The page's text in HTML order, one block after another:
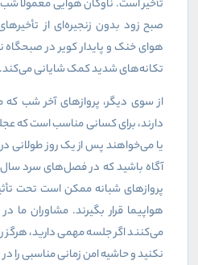
تأخیر است. ناوگان هوایی معمولاً شب
صبح زود بدون زنجیره‌ای از
هوای خنک و پایدار کویر در صبحگاه
تکانه‌های شدید کمک شایانی می‌کند.
از سوی دیگر، پروازهای آخر شب
دارند، برای کسانی مناسب است که
یا می‌خواهند پس از یک روز طولانی در
آگاه باشید که در فصل‌های سرد سال
پروازهای شبانه ممکن است تحت
هواپیما قرار بگیرند. مشاوران
می‌کنند اگر جلسه مهمی دارید،
نکنید و حاشیه امن زمانی مناسبی را